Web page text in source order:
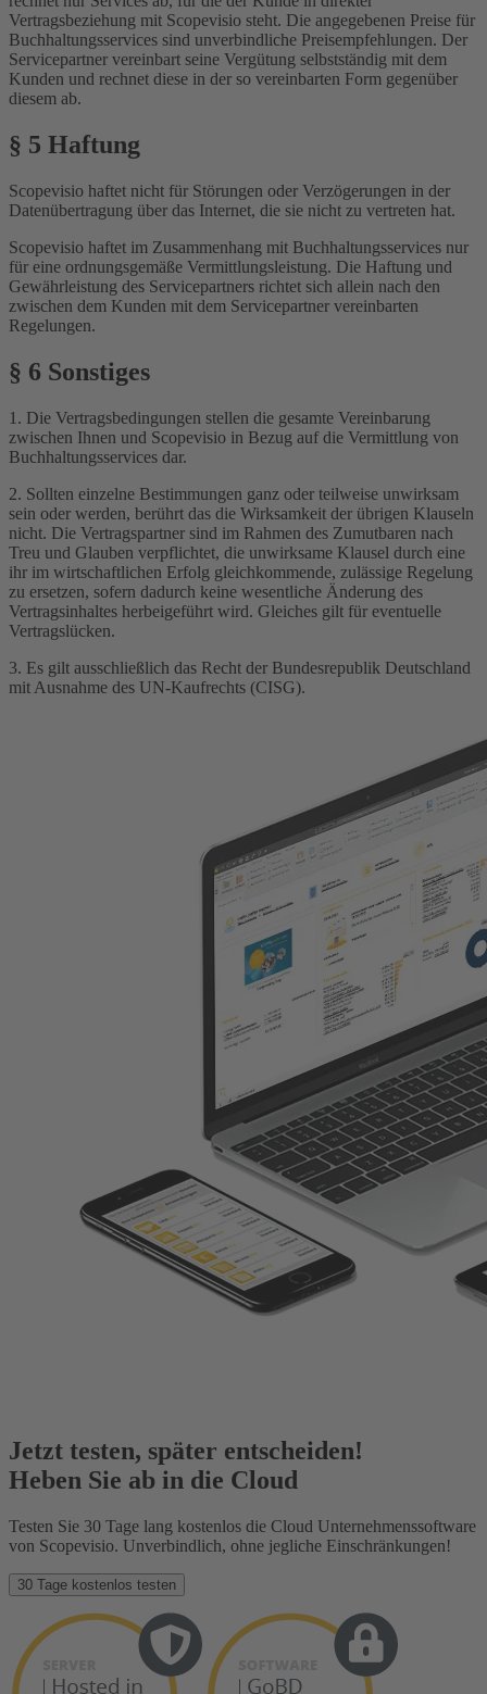
Vertragsbeziehung mit Scopevisio steht. Die angegebenen Preise für
Buchhaltungsservices sind unverbindliche Preisempfehlungen. Der
Servicepartner vereinbart seine Vergütung selbstständig mit dem
Kunden und rechnet diese in der so vereinbarten Form gegenüber
diesem ab.
§ 5 Haftung
Scopevisio haftet nicht für Störungen oder Verzögerungen in der
Datenübertragung über das Internet, die sie nicht zu vertreten hat.
Scopevisio haftet im Zusammenhang mit Buchhaltungsservices nur
für eine ordnungsgemäße Vermittlungsleistung. Die Haftung und
Gewährleistung des Servicepartners richtet sich allein nach den
zwischen dem Kunden mit dem Servicepartner vereinbarten
Regelungen.
§ 6 Sonstiges
1. Die Vertragsbedingungen stellen die gesamte Vereinbarung
zwischen Ihnen und Scopevisio in Bezug auf die Vermittlung von
Buchhaltungsservices dar.
2. Sollten einzelne Bestimmungen ganz oder teilweise unwirksam
sein oder werden, berührt das die Wirksamkeit der übrigen Klauseln
nicht. Die Vertragspartner sind im Rahmen des Zumutbaren nach
Treu und Glauben verpflichtet, die unwirksame Klausel durch eine
ihr im wirtschaftlichen Erfolg gleichkommende, zulässige Regelung
zu ersetzen, sofern dadurch keine wesentliche Änderung des
Vertragsinhaltes herbeigeführt wird. Gleiches gilt für eventuelle
Vertragslücken.
3. Es gilt ausschließlich das Recht der Bundesrepublik Deutschland
mit Ausnahme des UN-Kaufrechts (CISG).
Jetzt testen, später entscheiden!
Heben Sie ab in die Cloud
Testen Sie 30 Tage lang kostenlos die Cloud Unternehmenssoftware
von Scopevisio. Unverbindlich, ohne jegliche Einschränkungen!
30 Tage kostenlos testen